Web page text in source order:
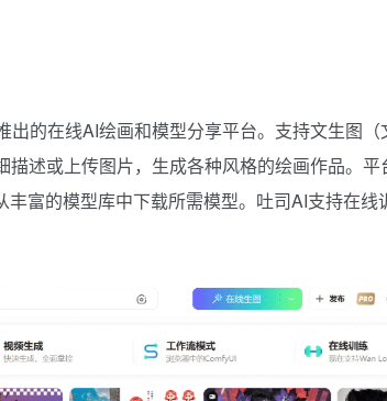
出的在线AI绘画和模型分享平台。支持文生图
述或上传图片，生成各种风格的绘画作品。
富的模型库中下载所需模型。吐司AI支持在线